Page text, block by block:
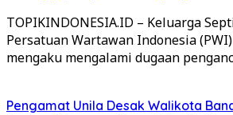
TOPIKINDONESIA.ID – Keluarga
Persatuan Wartawan Indonesia
mengaku mengalami dugaan
Pengamat Unila Desak Walikota